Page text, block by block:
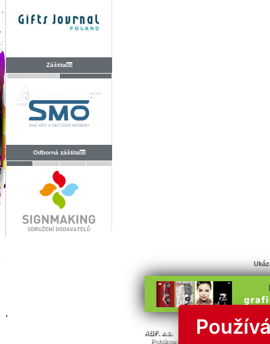
Záštita
Odborná záštita
© Všechna
ABF. a.s.
PVA a.s.
PVA EXPO, a.s.
Publikování nebo další šíření obsahu